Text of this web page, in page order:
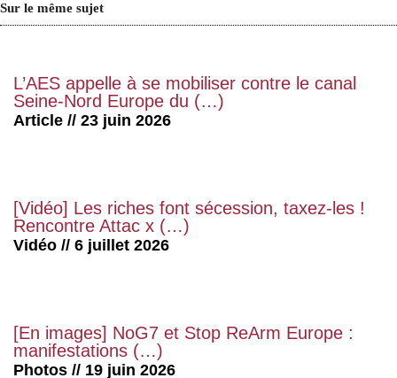
Sur le même sujet
L’AES appelle à se mobiliser contre le canal
Seine-Nord Europe du (…)
Article // 23 juin 2026
[Vidéo] Les riches font sécession, taxez-les !
Rencontre Attac x (…)
Vidéo // 6 juillet 2026
[En images] NoG7 et Stop ReArm Europe :
manifestations (…)
Photos // 19 juin 2026